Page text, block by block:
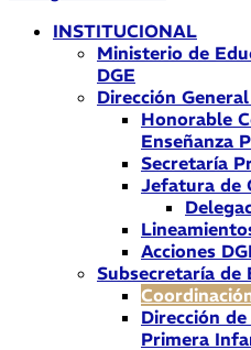
INSTITUCIONAL
Ministerio de
DGE
Dirección
Honorable
Enseñanza
Secretaría
Jefatura de
Acciones
Subsecretaría de
Dirección
Primera